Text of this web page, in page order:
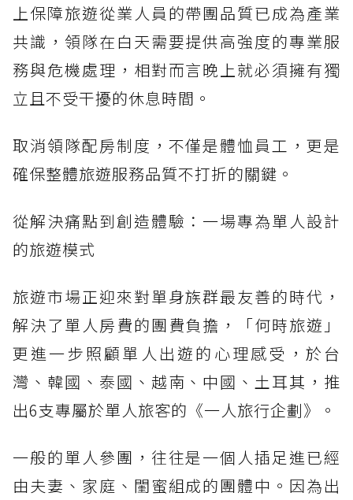
上保障旅遊從業人員的帶團品質已成為產業
共識，領隊在白天需要提供高強度的專業服
務與危機處理，相對而言晚上就必須擁有獨
立且不受干擾的休息時間。
取消領隊配房制度，不僅是體恤員工，更是
確保整體旅遊服務品質不打折的關鍵。
從解決痛點到創造體驗：一場專為單人設計
的旅遊模式
旅遊市場正迎來對單身族群最友善的時代，
解決了單人房費的團費負擔，「何時旅遊」
更進一步照顧單人出遊的心理感受，於台
灣、韓國、泰國、越南、中國、土耳其，推
出6支專屬於單人旅客的《一人旅行企劃》。
一般的單人參團，往往是一個人插足進已經
由夫妻、家庭、閨蜜組成的團體中。因為出